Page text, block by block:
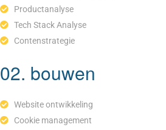
Productanalyse
Tech Stack Analyse
Contenstrategie
02. bouwen
Website ontwikkeling
Cookie management